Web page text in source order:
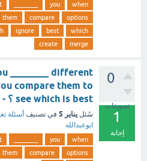
when
you
options
compare
them
which
best
ignore
merge
create
0
تصويتات
1
إجابة
________ different
compare them to
see which is best ؟ - مع الشرح
سُئل يناير 5 في تصنيف أسئلة
ابوعبدالله
when
you
options
compare
them